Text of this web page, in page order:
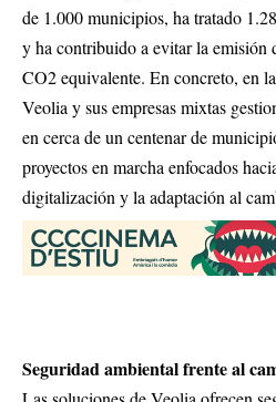
de 1.000 municipios, ha tratado
y ha contribuido a evitar la emisión
CO2 equivalente. En concreto, en
Veolia y sus empresas mixtas
en cerca de un centenar de
proyectos en marcha enfocados
digitalización y la adaptación al
Seguridad ambiental frente al